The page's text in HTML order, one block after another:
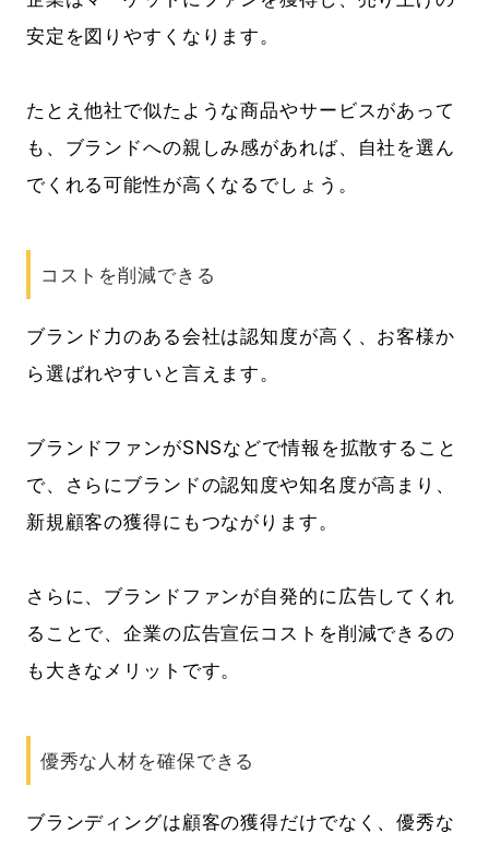
安定を図りやすくなります。
たとえ他社で似たような商品やサービスがあって
も、ブランドへの親しみ感があれば、自社を選ん
でくれる可能性が高くなるでしょう。
コストを削減できる
ブランド力のある会社は認知度が高く、お客様か
ら選ばれやすいと言えます。
ブランドファンがSNSなどで情報を拡散すること
で、さらにブランドの認知度や知名度が高まり、
新規顧客の獲得にもつながります。
さらに、ブランドファンが自発的に広告してくれ
ることで、企業の広告宣伝コストを削減できるの
も大きなメリットです。
優秀な人材を確保できる
ブランディングは顧客の獲得だけでなく、優秀な